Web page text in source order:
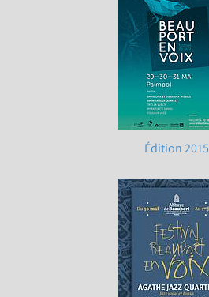
Édition 2015